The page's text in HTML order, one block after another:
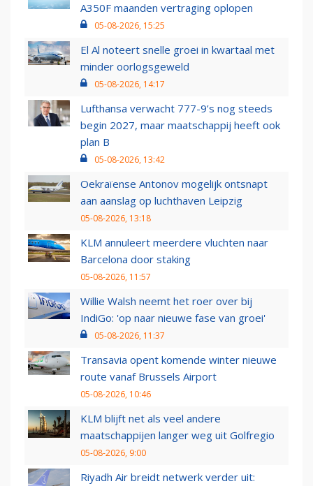
A350F maanden vertraging oplopen
05-08-2026, 15:25
El Al noteert snelle groei in kwartaal met
minder oorlogsgeweld
05-08-2026, 14:17
Lufthansa verwacht 777-9’s nog steeds
begin 2027, maar maatschappij heeft ook
plan B
05-08-2026, 13:42
Oekraïense Antonov mogelijk ontsnapt
aan aanslag op luchthaven Leipzig
05-08-2026, 13:18
KLM annuleert meerdere vluchten naar
Barcelona door staking
05-08-2026, 11:57
Willie Walsh neemt het roer over bij
IndiGo: 'op naar nieuwe fase van groei'
05-08-2026, 11:37
Transavia opent komende winter nieuwe
route vanaf Brussels Airport
05-08-2026, 10:46
KLM blijft net als veel andere
maatschappijen langer weg uit Golfregio
05-08-2026, 9:00
Riyadh Air breidt netwerk verder uit: